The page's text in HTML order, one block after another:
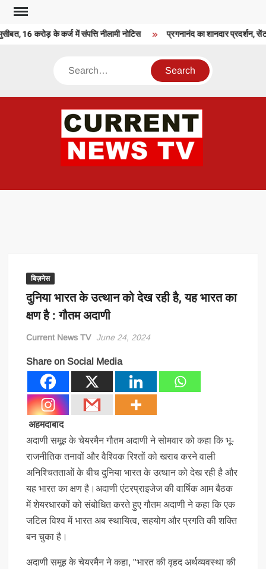
Skip
content16 करोड़ के कर्ज में संपत्ति नीलामी नोटिस प्रगनानंद का शानदार प्रदर्शन,
Search
बिज़नेस
दुनिया भारत के उत्थान को देख रही है, यह भारत का
क्षण है : गौतम अदाणी
Current News TV June 24, 2024
Share on Social Media
अहमदाबाद
अदाणी समूह के चेयरमैन गौतम अदाणी ने सोमवार को कहा कि भू-
राजनीतिक तनावों और वैश्विक रिश्तों को खराब करने वाली
अनिश्चितताओं के बीच दुनिया भारत के उत्थान को देख रही है और
यह भारत का क्षण है।अदाणी एंटरप्राइजेज की वार्षिक आम बैठक
में शेयरधारकों को संबोधित करते हुए गौतम अदाणी ने कहा कि एक
जटिल विश्व में भारत अब स्थायित्व, सहयोग और प्रगति की शक्ति
बन चुका है।
अदाणी समूह के चेयरमैन ने कहा, "भारत की वृहद अर्थव्यवस्था की